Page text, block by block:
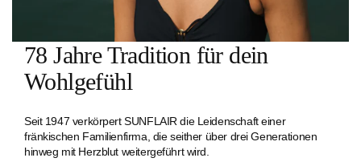
78 Jahre Tradition für dein
Wohlgefühl
Seit 1947 verkörpert SUNFLAIR die Leidenschaft einer
fränkischen Familien­firma, die seither über drei Generationen
hinweg mit Herzblut weitergeführt wird.